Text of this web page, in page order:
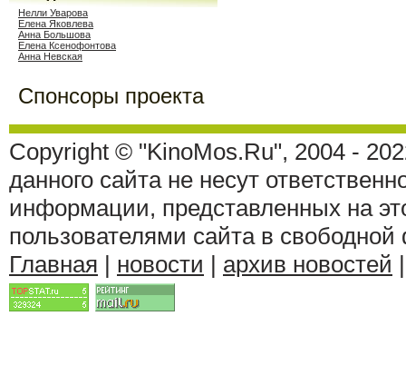
Нелли Уварова
Елена Яковлева
Анна Большова
Елена Ксенофонтова
Анна Невская
Спонсоры проекта
Copyright © "KinoMos.Ru", 2004 -
данного сайта не несут
информации, представленных на
пользователями сайта в
Главная | новости | архив новостей